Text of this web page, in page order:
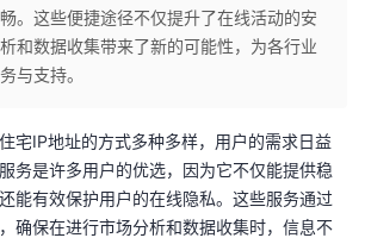
。这些便捷途径不仅提升了在线活动的安
和数据收集带来了新的可能性，为各行业
与支持。
宅IP地址的方式多种多样，用户的需求日益
务是许多用户的优选，因为它不仅能提供稳
能有效保护用户的在线隐私。这些服务通过
确保在进行市场分析和数据收集时，信息不